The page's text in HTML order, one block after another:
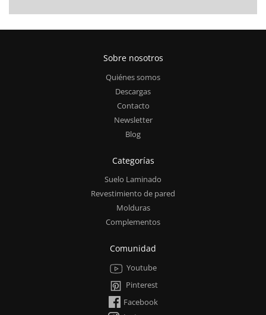
Sobre nosotros
Quiénes somos
Descargas
Contacto
Newsletter
Blog
Categorías
Suelo Laminado
Revestimiento de pared
Molduras
Complementos
Comunidad
Youtube
Pinterest
Facebook